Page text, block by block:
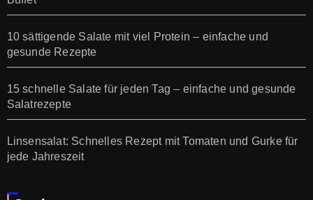
10 sättigende Salate mit viel Protein – einfache und
gesunde Rezepte
15 schnelle Salate für jeden Tag – einfache und gesunde
Salatrezepte
Linsensalat: Schnelles Rezept mit Tomaten und Gurke für
jede Jahreszeit